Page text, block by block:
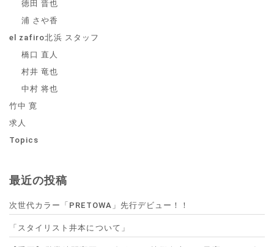
徳田 晋也
浦 さや香
el zafiro北浜 スタッフ
橋口 直人
村井 竜也
中村 将也
竹中 寛
求人
Topics
最近の投稿
次世代カラー「PRETOWA」先行デビュー！！
「スタイリスト井本について」